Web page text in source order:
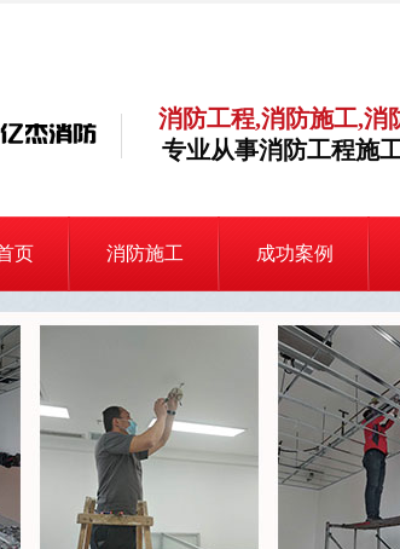
消防工程,消防施工,消
专业从事消防工程施
页 消防施工 成功案例